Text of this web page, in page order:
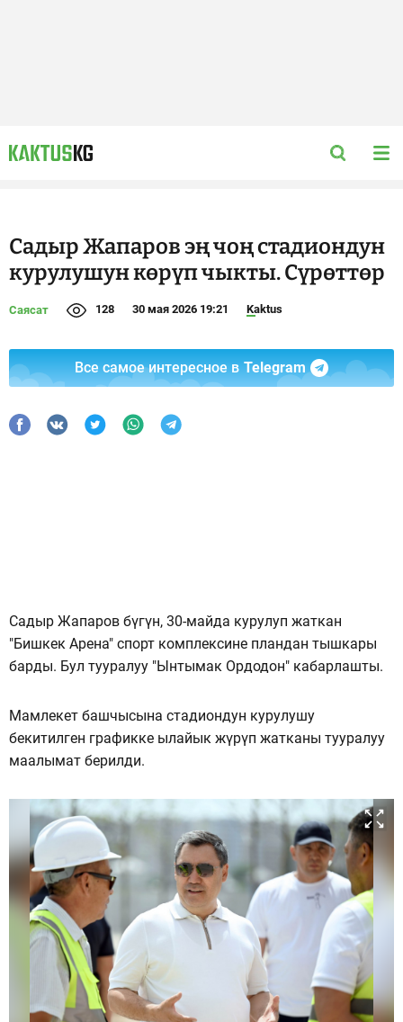
Садыр Жапаров эң чоң стадиондун
курулушун көрүп чыкты. Сүрөттөр
Саясат 128 30 мая 2026 19:21 Kaktus
Все самое интересное в Telegram
Садыр Жапаров бүгүн, 30-майда курулуп жаткан
"Бишкек Арена" спорт комплексине пландан тышкары
барды. Бул тууралуу "Ынтымак Ордодон" кабарлашты.
Мамлекет башчысына стадиондун курулушу
бекитилген графикке ылайык жүрүп жатканы тууралуу
маалымат берилди.